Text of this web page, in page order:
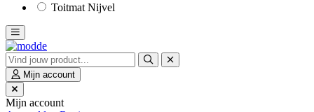
Toitmat Nijvel
Mijn account
Mijn account